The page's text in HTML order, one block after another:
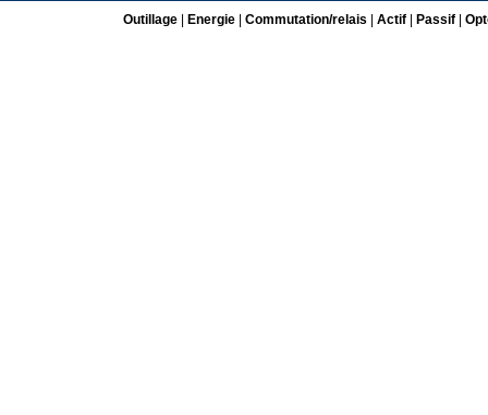
Outillage| Energie| Commutation/relais Actif| Passif|